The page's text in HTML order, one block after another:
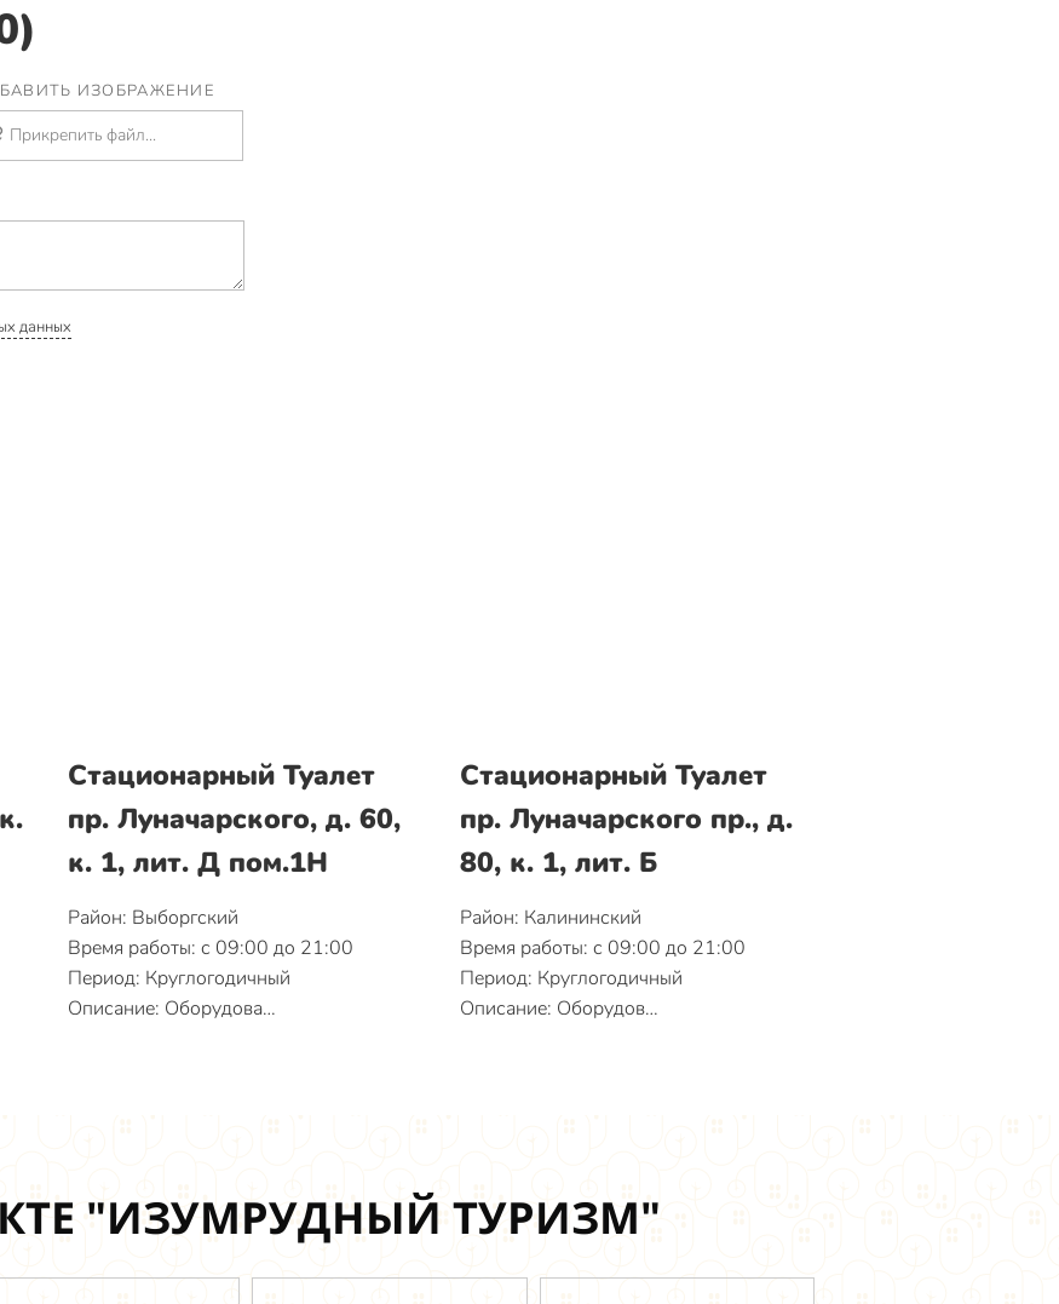
ИЗОБРАЖЕНИЕ
Прикрепить файл...
данных
Стационарный Туалет
пр. Луначарского, д. 60,
к. 1, лит. Д пом.1Н
Район: Выборгский
Время работы: с 09:00 до 21:00
Период: Круглогодичный
Описание: Оборудова…
Стационарный Туалет
пр. Луначарского пр., д.
80, к. 1, лит. Б
Район: Калининский
Время работы: с 09:00 до 21:00
Период: Круглогодичный
Описание: Оборудов…
"ИЗУМРУДНЫЙ ТУРИЗМ"